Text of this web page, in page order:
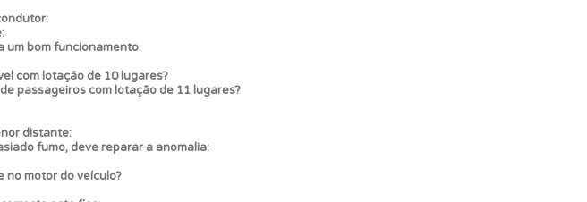
um bom funcionamento.
com lotação de 10 lugares?
passageiros com lotação de 11 lugares?
distante:
fumo, deve reparar a anomalia:
no motor do veículo?